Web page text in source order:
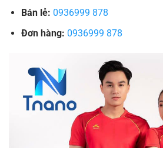
Bán lẻ: 0936999 878
Đơn hàng: 0936999 878